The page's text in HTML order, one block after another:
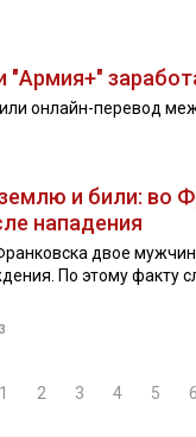
"Армия+"
онлайн-перевод
и били: во
нападения
двое
По этому факту
1 2 3 4 5 6